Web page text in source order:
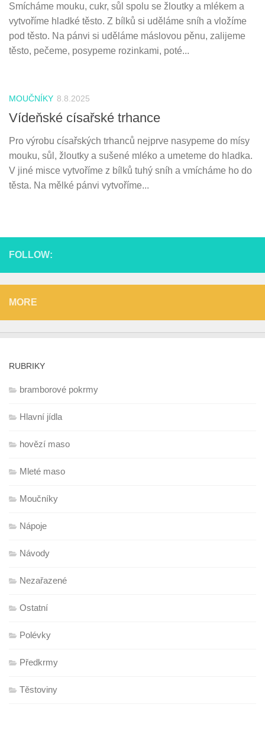
Smícháme mouku, cukr, sůl spolu se žloutky a mlékem a
vytvoříme hladké těsto. Z bílků si uděláme sníh a vložíme
pod těsto. Na pánvi si uděláme máslovou pěnu, zalijeme
těsto, pečeme, posypeme rozinkami, poté...
MOUČNÍKY 8.8.2025
Vídeňské císařské trhance
Pro výrobu císařských trhanců nejprve nasypeme do mísy
mouku, sůl, žloutky a sušené mléko a umeteme do hladka.
V jiné misce vytvoříme z bílků tuhý sníh a vmícháme ho do
těsta. Na mělké pánvi vytvoříme...
FOLLOW:
MORE
RUBRIKY
bramborové pokrmy
Hlavní jídla
hovězí maso
Mleté maso
Moučníky
Nápoje
Návody
Nezařazené
Ostatní
Polévky
Předkrmy
Těstoviny